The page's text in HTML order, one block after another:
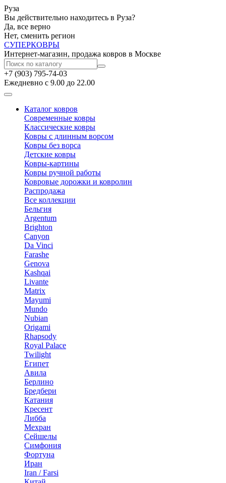
Руза
Вы действительно находитесь в Руза?
Да, все верно
Нет, сменить регион
СУПЕРКОВРЫ
Интернет-магазин, продажа ковров в Москве
+7 (903) 795-74-03
Ежедневно с 9.00 до 22.00
Каталог ковров
Современные ковры
Классические ковры
Ковры с длинным ворсом
Ковры без ворса
Детские ковры
Ковры-картины
Ковры ручной работы
Ковровые дорожки и ковролин
Распродажа
Все коллекции
Бельгия
Argentum
Brighton
Canyon
Da Vinci
Farashe
Genova
Kashqai
Livante
Matrix
Mayumi
Mundo
Nubian
Origami
Rhapsody
Royal Palace
Twilight
Египет
Авила
Берлино
Бредбери
Катания
Кресент
Либба
Мехран
Сейшелы
Симфония
Фортуна
Иран
Iran / Farsi